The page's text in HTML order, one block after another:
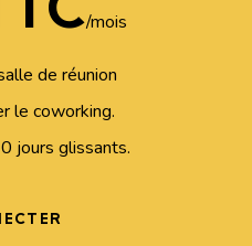
/mois
de réunion
le coworking.
jours glissants.